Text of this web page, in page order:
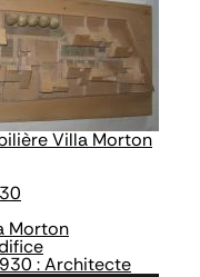
Villa Morton
Morton
: Architecte